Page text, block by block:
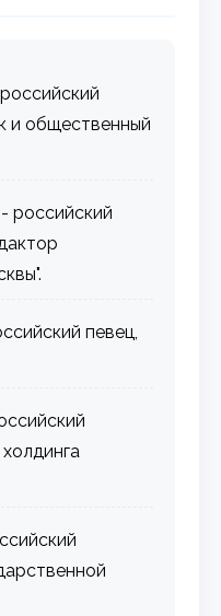
и общественный
российский
певец,